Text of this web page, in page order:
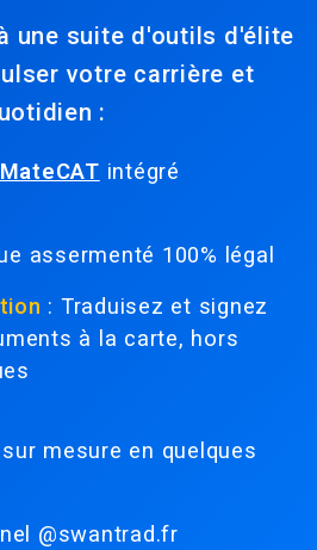
une suite d'outils d'élite
votre carrière et
:
MateCAT intégré
assermenté 100% légal
: Traduisez et signez
à la carte, hors
mesure en quelques
@swantrad.fr